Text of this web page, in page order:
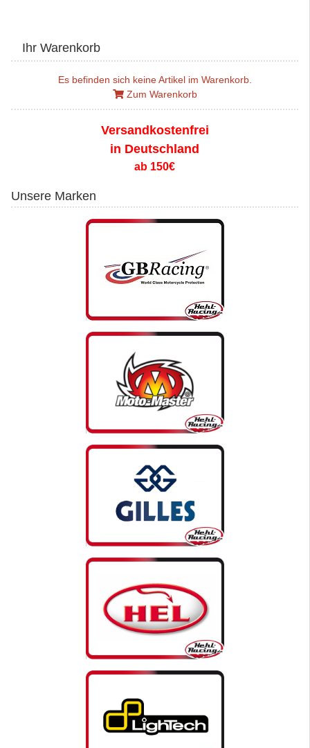
Ihr Warenkorb
Es befinden sich keine Artikel im Warenkorb.
Zum Warenkorb
Versandkostenfrei
in Deutschland
ab 150€
Unsere Marken